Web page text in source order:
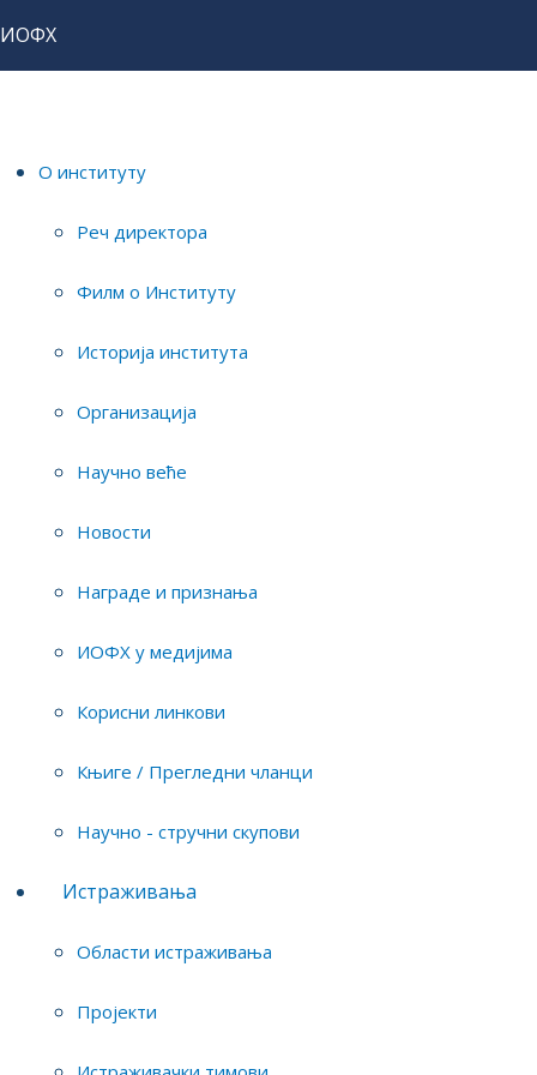
ИОФХ
О институту
Реч директора
Филм о Институту
Историја института
Организација
Научно веће
Новости
Награде и признања
ИОФХ у медијима
Корисни линкови
Књиге / Прегледни чланци
Научно - стручни скупови
Истраживања
Области истраживања
Пројекти
Дарко Мицић
Телефон:---
Researchers team(s)
Projects where the researcher is engaged
Erasmus (2021-1-HR01-KA220- HED -000023012):
of European citizens
Erasmus+ programme, Action Type KA220-HED